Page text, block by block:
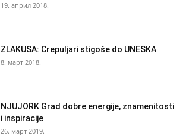
19. април 2018.
ZLAKUSA: Crepuljari stigoše do UNESKA
8. март 2018.
NJUJORK Grad dobre energije, znamenitosti
i inspiracije
26. март 2019.